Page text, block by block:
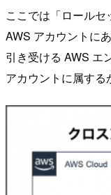
ここでは「ロール
AWS アカウントに
引き受ける AWS エ
アカウントに属する